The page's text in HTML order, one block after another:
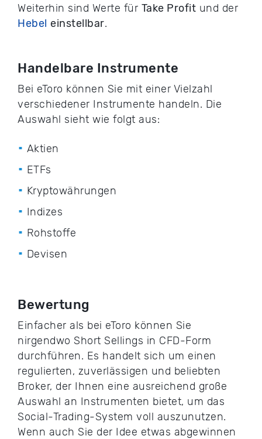
Weiterhin sind Werte für Take Profit und der
Hebel einstellbar.
Handelbare Instrumente
Bei eToro können Sie mit einer Vielzahl
verschiedener Instrumente handeln. Die
Auswahl sieht wie folgt aus:
Aktien
ETFs
Kryptowährungen
Indizes
Rohstoffe
Devisen
Bewertung
Einfacher als bei eToro können Sie
nirgendwo Short Sellings in CFD-Form
durchführen. Es handelt sich um einen
regulierten, zuverlässigen und beliebten
Broker, der Ihnen eine ausreichend große
Auswahl an Instrumenten bietet, um das
Social-Trading-System voll auszunutzen.
Wenn auch Sie der Idee etwas abgewinnen